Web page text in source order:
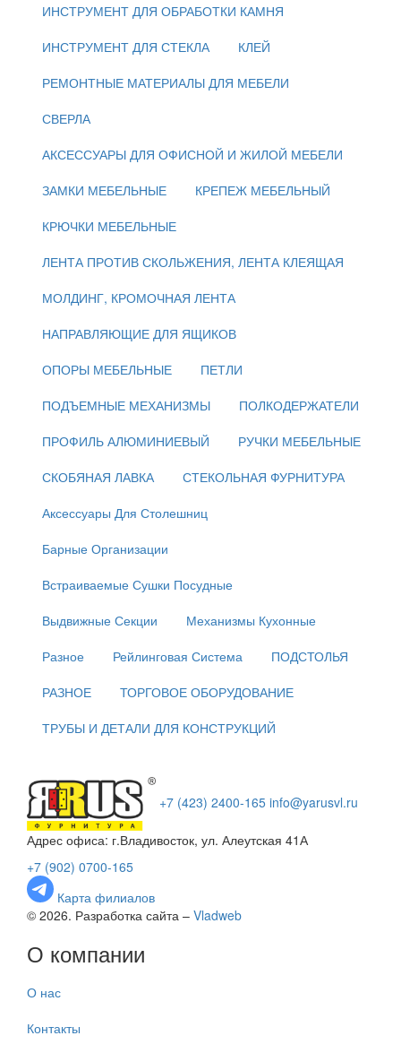
ИНСТРУМЕНТ ДЛЯ ОБРАБОТКИ КАМНЯ
ИНСТРУМЕНТ ДЛЯ СТЕКЛА
КЛЕЙ
РЕМОНТНЫЕ МАТЕРИАЛЫ ДЛЯ МЕБЕЛИ
СВЕРЛА
АКСЕССУАРЫ ДЛЯ ОФИСНОЙ И ЖИЛОЙ МЕБЕЛИ
ЗАМКИ МЕБЕЛЬНЫЕ
КРЕПЕЖ МЕБЕЛЬНЫЙ
КРЮЧКИ МЕБЕЛЬНЫЕ
ЛЕНТА ПРОТИВ СКОЛЬЖЕНИЯ, ЛЕНТА КЛЕЯЩАЯ
МОЛДИНГ, КРОМОЧНАЯ ЛЕНТА
НАПРАВЛЯЮЩИЕ ДЛЯ ЯЩИКОВ
ОПОРЫ МЕБЕЛЬНЫЕ
ПЕТЛИ
ПОДЪЕМНЫЕ МЕХАНИЗМЫ
ПОЛКОДЕРЖАТЕЛИ
ПРОФИЛЬ АЛЮМИНИЕВЫЙ
РУЧКИ МЕБЕЛЬНЫЕ
СКОБЯНАЯ ЛАВКА
СТЕКОЛЬНАЯ ФУРНИТУРА
Аксессуары Для Столешниц
Барные Организации
Встраиваемые Сушки Посудные
Выдвижные Секции
Механизмы Кухонные
Разное
Рейлинговая Система
ПОДСТОЛЬЯ
РАЗНОЕ
ТОРГОВОЕ ОБОРУДОВАНИЕ
ТРУБЫ И ДЕТАЛИ ДЛЯ КОНСТРУКЦИЙ
+7 (423) 2400-165 info@yarusvl.ru
Адрес офиса: г.Владивосток, ул. Алеутская 41А
+7 (902) 0700-165
Карта филиалов
© 2026. Разработка сайта – Vladweb
О компании
О нас
Контакты